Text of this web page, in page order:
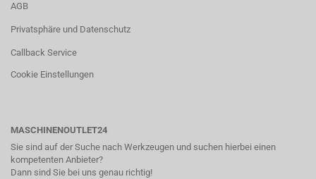
AGB
Privatsphäre und Datenschutz
Callback Service
Cookie Einstellungen
MASCHINENOUTLET24
Sie sind auf der Suche nach Werkzeugen und suchen hierbei einen
kompetenten Anbieter?
Dann sind Sie bei uns genau richtig!